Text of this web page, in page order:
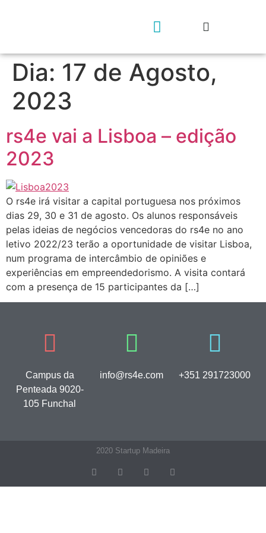
Dia: 17 de Agosto,
2023
rs4e vai a Lisboa – edição
2023
O rs4e irá visitar a capital portuguesa nos próximos
dias 29, 30 e 31 de agosto. Os alunos responsáveis
pelas ideias de negócios vencedoras do rs4e no ano
letivo 2022/23 terão a oportunidade de visitar Lisboa,
num programa de intercâmbio de opiniões e
experiências em empreendedorismo. A visita contará
com a presença de 15 participantes da […]
Campus da
Penteada 9020-
105 Funchal
info@rs4e.com +351 291723000
2020 Startup Madeira